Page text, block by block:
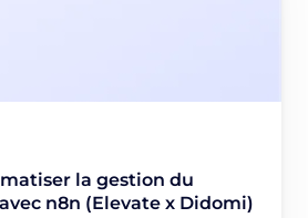
la gestion du
n8n (Elevate x Didomi)